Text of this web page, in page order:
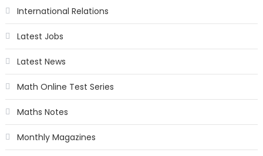
International Relations
Latest Jobs
Latest News
Math Online Test Series
Maths Notes
Monthly Magazines